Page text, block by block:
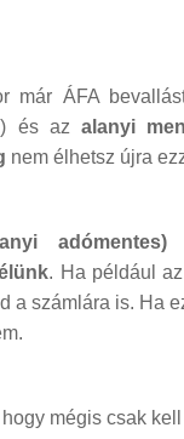
már ÁFA
és azalanyi
nem élhetsz újra
. Ha például
a számlára is. Ha
mégis csak